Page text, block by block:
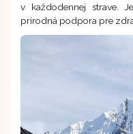
v každodennej strave.
prírodná podpora pre